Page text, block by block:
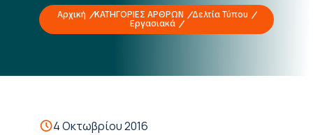
Αρχική ΚΑΤΗΓΟΡΙΕΣ ΑΡΘΡΩΝ
Δελτία Τύπου
Εργασιακά
4 Οκτωβρίου 2016